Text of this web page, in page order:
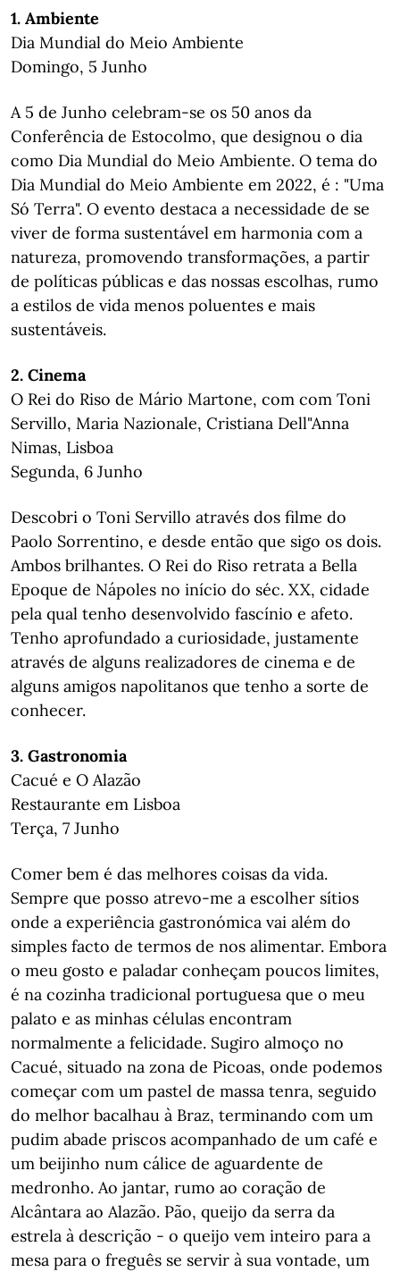
1. Ambiente
Dia Mundial do Meio Ambiente
Domingo, 5 Junho
A 5 de Junho celebram-se os 50 anos da
Conferência de Estocolmo, que designou o dia
como Dia Mundial do Meio Ambiente. O tema do
Dia Mundial do Meio Ambiente em 2022, é : "Uma
Só Terra". O evento destaca a necessidade de se
viver de forma sustentável em harmonia com a
natureza, promovendo transformações, a partir
de políticas públicas e das nossas escolhas, rumo
a estilos de vida menos poluentes e mais
sustentáveis.
2. Cinema
O Rei do Riso de Mário Martone, com com Toni
Servillo, Maria Nazionale, Cristiana Dell"Anna
Nimas, Lisboa
Segunda, 6 Junho
Descobri o Toni Servillo através dos filme do
Paolo Sorrentino, e desde então que sigo os dois.
Ambos brilhantes. O Rei do Riso retrata a Bella
Epoque de Nápoles no início do séc. XX, cidade
pela qual tenho desenvolvido fascínio e afeto.
Tenho aprofundado a curiosidade, justamente
através de alguns realizadores de cinema e de
alguns amigos napolitanos que tenho a sorte de
conhecer.
3. Gastronomia
Cacué e O Alazão
Restaurante em Lisboa
Terça, 7 Junho
Comer bem é das melhores coisas da vida.
Sempre que posso atrevo-me a escolher sítios
onde a experiência gastronómica vai além do
simples facto de termos de nos alimentar. Embora
o meu gosto e paladar conheçam poucos limites,
é na cozinha tradicional portuguesa que o meu
palato e as minhas células encontram
normalmente a felicidade. Sugiro almoço no
Cacué, situado na zona de Picoas, onde podemos
começar com um pastel de massa tenra, seguido
do melhor bacalhau à Braz, terminando com um
pudim abade priscos acompanhado de um café e
um beijinho num cálice de aguardente de
medronho. Ao jantar, rumo ao coração de
Alcântara ao Alazão. Pão, queijo da serra da
estrela à descrição - o queijo vem inteiro para a
mesa para o freguês se servir à sua vontade, um